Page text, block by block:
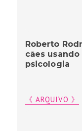
Roberto
cães
psicologia
《 ARQUIVO 》